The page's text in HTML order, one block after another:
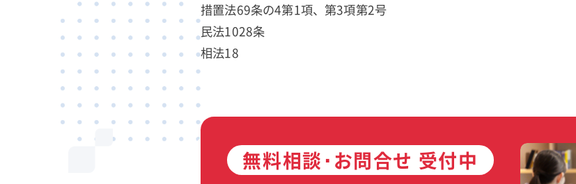
措置法69条の4第1項、第3項第2号
民法1028条
相法18
無料相談･お問合せ 受付中